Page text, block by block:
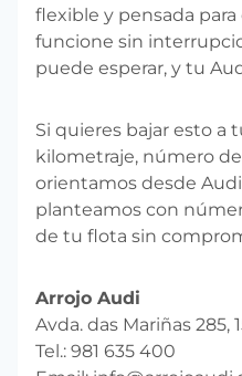
flexible y pensada
funcione sin
puede esperar, y tu
Si quieres bajar esto a
kilometraje, número
orientamos desde
planteamos con
de tu flota sin
Arrojo Audi
Avda. das Mariñas 285,
Tel.: 981 635 400